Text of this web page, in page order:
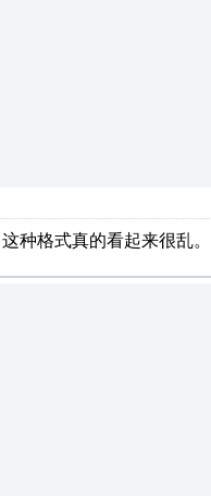
种格式真的看起来很乱。